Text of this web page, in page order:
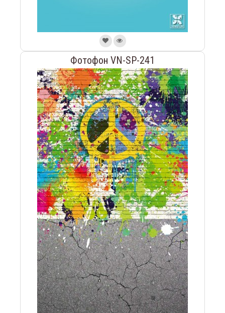
Фотофон VN-SP-241